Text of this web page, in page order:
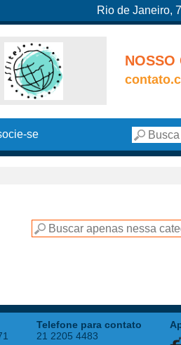
Rio de Janeiro,
NOSSO
se
Telefone para contato
21 2205 4483